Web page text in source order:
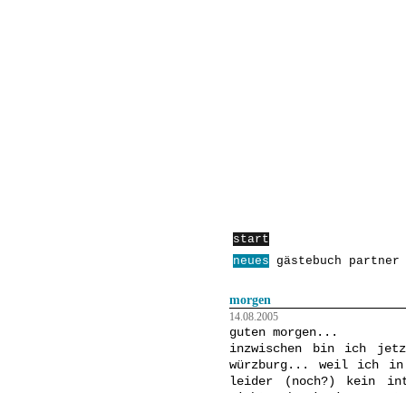
start
neues
gästebuch partner
morgen
14.08.2005
guten morgen...
inzwischen bin ich
würzburg... weil ich in
leider (noch?) kein